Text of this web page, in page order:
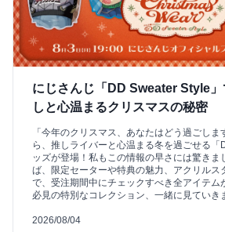
にじさんじ「DD Sweater Style
しと心温まるクリスマスの秘密
「今年のクリスマス、あなたはどう過ごし
ら、推しライバーと心温まる冬を過ごせる
ッズが登場！私もこの情報の早さには驚きま
ば、限定セーターや特典の魅力、アクリルス
で、受注期間中にチェックすべき全アイテム
必見の特別なコレクション、一緒に見ていき
2026/08/04